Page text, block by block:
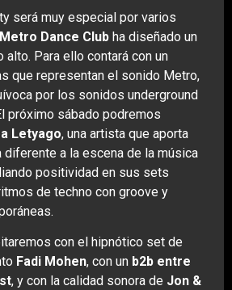
será muy especial por varios
Metro Dance Club ha diseñado un
Para ello contará con un
que representan el sonido Metro,
por los sonidos underground
próximo sábado podremos
Letyago, una artista que aporta
diferente a la escena de la música
positividad en sus sets
de techno con groove y
con el hipnótico set de
Fadi Mohen, con un b2b entre
, y con la calidad sonora de Jon &